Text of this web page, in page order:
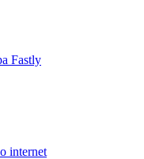
Fastly
internet